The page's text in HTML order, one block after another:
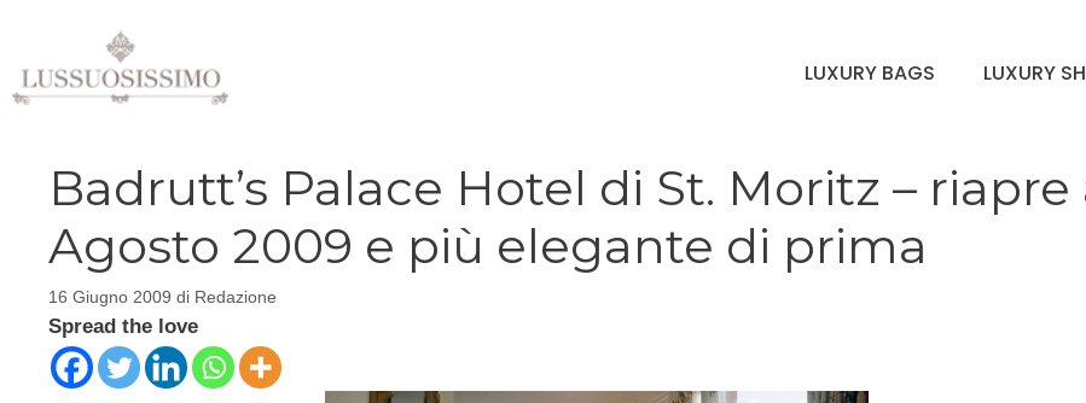
contenuto
LUXURY BAGS LUXURY
Badrutt’s Palace Hotel di St. Moritz – riapre
Agosto 2009 e più elegante di prima
16 Giugno 2009 di Redazione
Spread the love